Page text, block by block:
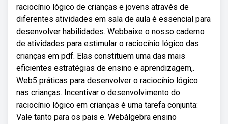
raciocínio lógico de crianças e jovens através de
diferentes atividades em sala de aula é essencial para
desenvolver habilidades. Webbaixe o nosso caderno
de atividades para estimular o raciocínio lógico das
crianças em pdf. Elas constituem uma das mais
eficientes estratégias de ensino e aprendizagem,.
Web5 práticas para desenvolver o raciocínio lógico
nas crianças. Incentivar o desenvolvimento do
raciocínio lógico em crianças é uma tarefa conjunta:
Vale tanto para os pais e. Webálgebra ensino